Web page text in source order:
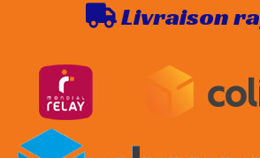
Livraison